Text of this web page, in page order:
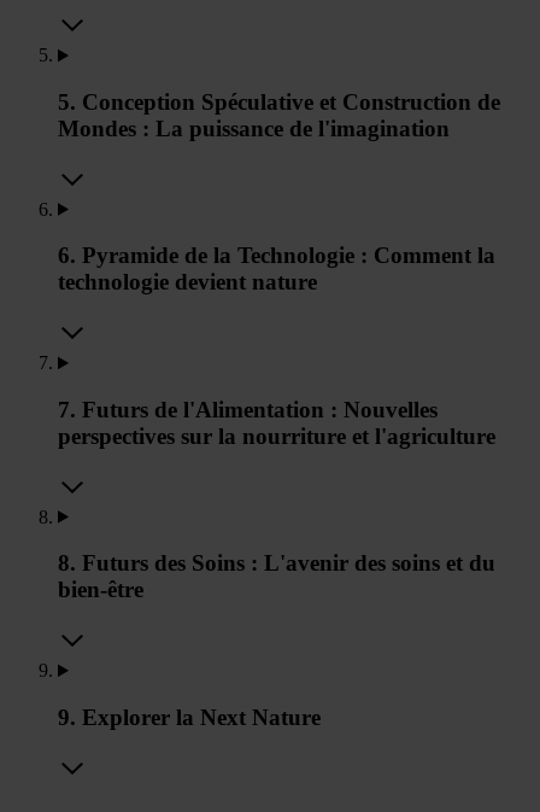
5. Conception Spéculative et Construction de
Mondes : La puissance de l'imagination
6. Pyramide de la Technologie : Comment la
technologie devient nature
7. Futurs de l'Alimentation : Nouvelles
perspectives sur la nourriture et l'agriculture
8. Futurs des Soins : L'avenir des soins et du
bien-être
9. Explorer la Next Nature